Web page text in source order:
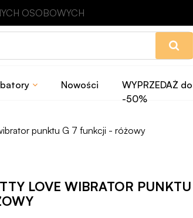
zakupy
Nowości
WYPRZEDAŻ do
-50%
punktu G 7 funkcji - różowy
LOVE WIBRATOR